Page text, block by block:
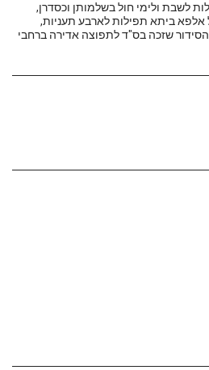
לשבת ולימי חול בשלמותן וכסדרן,
ביתא תפילות לארבע תעניות,
הסידור שזכה בס"ד לתפוצה אדירה ברחבי